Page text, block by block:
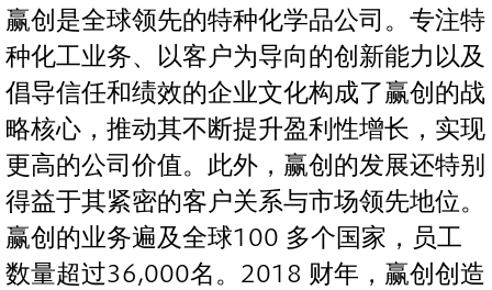
赢创是全球领先的特种化学品公司。专注特
种化工业务、以客户为导向的创新能力以及
倡导信任和绩效的企业文化构成了赢创的战
略核心，推动其不断提升盈利性增长，实现
更高的公司价值。此外，赢创的发展还特别
得益于其紧密的客户关系与市场领先地位。
赢创的业务遍及全球100 多个国家，员工
数量超过36,000名。2018 财年，赢创创造